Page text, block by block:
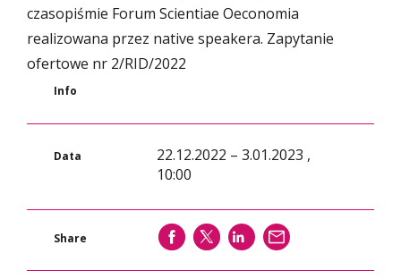
czasopiśmie Forum Scientiae Oeconomia
realizowana przez native speakera. Zapytanie
ofertowe nr 2/RID/2022
Info
Data
22.12.2022 – 3.01.2023 ,
10:00
Share SHARE SHARE SHARE